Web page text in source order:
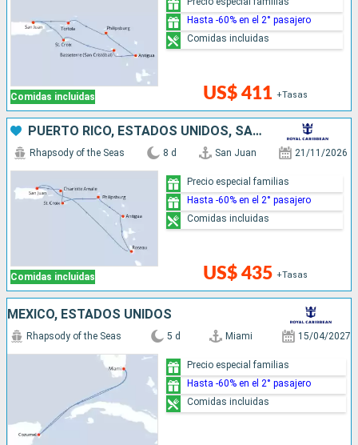
Comidas incluidas US$ 411 +Tasas
Hasta -60% en el 2° pasajero
Comidas incluidas
PUERTO RICO, ESTADOS UNIDOS, SAN MARTÍN, ANTIGUA Y BARBUDA, DOMINICA
Comidas incluidas
Rhapsody of the Seas 8 d San Juan 21/11/2026
US$ 435 +Tasas
Precio especial familias
Hasta -60% en el 2° pasajero
Comidas incluidas
MÉXICO, ESTADOS UNIDOS
Rhapsody of the Seas 5 d Miami 15/04/2027
Precio especial familias
Hasta -60% en el 2° pasajero
Comidas incluidas